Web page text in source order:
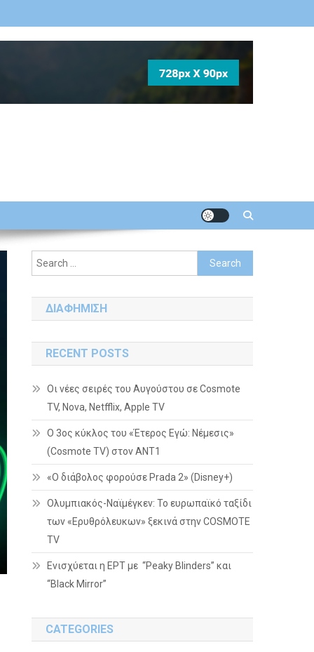
Search
for:
ΔΙΑΦΗΜΙΣΗ
RECENT POSTS
Οι νέες σειρές του Αυγούστου σε Cosmote
TV, Nova, Netfflix, Apple TV
Ο 3ος κύκλος του «Έτερος Εγώ: Νέμεσις»
(Cosmote TV) στον ΑΝΤ1
«Ο διάβολος φορούσε Prada 2» (Disney+)
Ολυμπιακός-Ναϊμέγκεν: Το ευρωπαϊκό ταξίδι
των «Ερυθρόλευκων» ξεκινά στην COSMOTE
TV
Ενισχύεται η ΕΡΤ με “Peaky Blinders” και
“Black Mirror”
CATEGORIES